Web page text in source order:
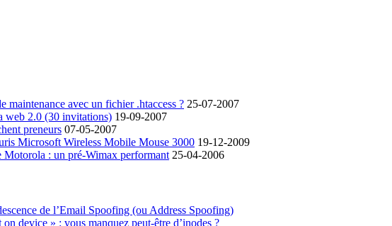
maintenance avec un fichier .htaccess ? 25-07-2007
web 2.0 (30 invitations) 19-09-2007
preneurs 07-05-2007
Microsoft Wireless Mobile Mouse 3000 19-12-2009
Motorola : un pré-Wimax performant 25-04-2006
de l’Email Spoofing (ou Address Spoofing)
device » : vous manquez peut-être d’inodes ?